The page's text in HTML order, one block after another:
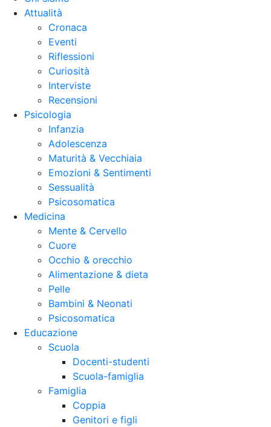
Attualità
Cronaca
Eventi
Riflessioni
Curiosità
Interviste
Recensioni
Psicologia
Infanzia
Adolescenza
Maturità & Vecchiaia
Emozioni & Sentimenti
Sessualità
Psicosomatica
Medicina
Mente & Cervello
Cuore
Occhio & orecchio
Alimentazione & dieta
Pelle
Bambini & Neonati
Psicosomatica
Educazione
Scuola
Docenti-studenti
Scuola-famiglia
Famiglia
Coppia
Genitori e figli